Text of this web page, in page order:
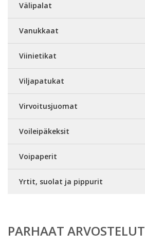
Välipalat
Vanukkaat
Viinietikat
Viljapatukat
Virvoitusjuomat
Voileipäkeksit
Voipaperit
Yrtit, suolat ja pippurit
PARHAAT ARVOSTELUT